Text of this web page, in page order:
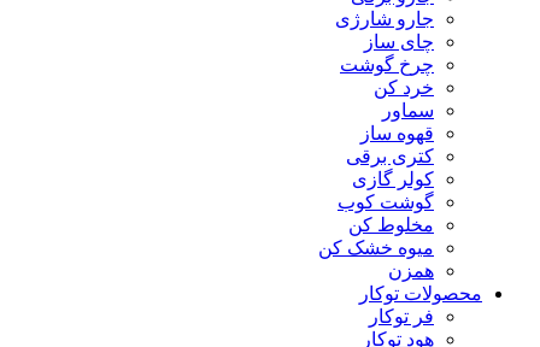
جارو شارژی
چای ساز
چرخ گوشت
خرد کن
سماور
قهوه ساز
کتری برقی
کولر گازی
گوشت کوب
مخلوط کن
میوه خشک کن
همزن
محصولات توکار
فر توکار
هود توکار